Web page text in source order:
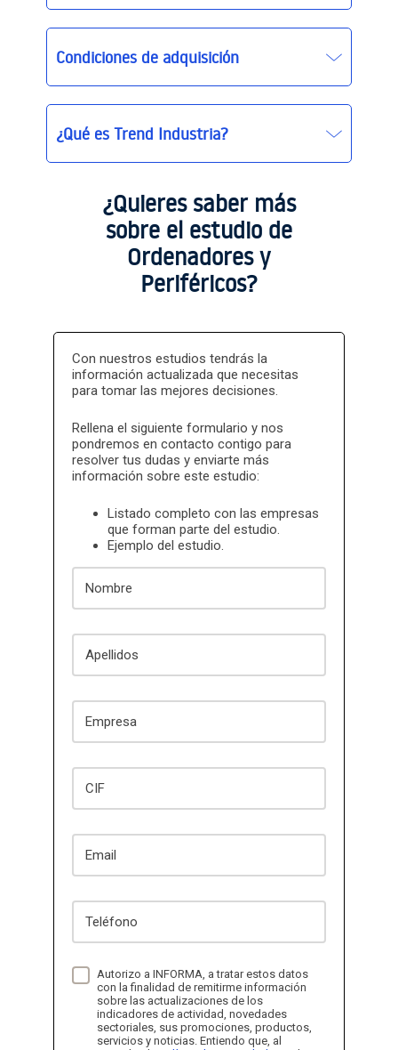
Condiciones de adquisición
¿Qué es Trend Industria?
¿Quieres saber más
sobre el estudio de
Ordenadores y
Periféricos?
Con nuestros estudios tendrás la
información actualizada que necesitas
para tomar las mejores decisiones.
Rellena el siguiente formulario y nos
pondremos en contacto contigo para
resolver tus dudas y enviarte más
información sobre este estudio:
Listado completo con las empresas
que forman parte del estudio.
Ejemplo del estudio.
Nombre
Apellidos
Empresa
CIF
Email
Teléfono
Autorizo a INFORMA, a tratar estos datos
con la finalidad de remitirme información
sobre las actualizaciones de los
indicadores de actividad, novedades
sectoriales, sus promociones, productos,
servicios y noticias. Entiendo que, al